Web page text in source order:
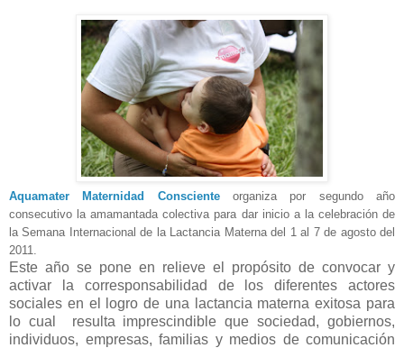
Aquamater Maternidad Consciente
organiza por segundo año
consecutivo la amamantada colectiva para dar inicio a la celebración de
la Semana Internacional de la Lactancia Materna del 1 al 7 de agosto del
2011.
Este año se pone en relieve el propósito de convocar y
activar la corresponsabilidad de los diferentes actores
sociales en el logro de una lactancia materna exitosa para
lo cual resulta imprescindible que sociedad, gobiernos,
individuos, empresas, familias y medios de comunicación